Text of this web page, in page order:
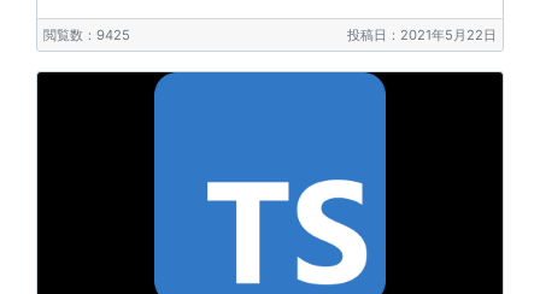
閲覧数：9425 投稿日：2021年5月22日